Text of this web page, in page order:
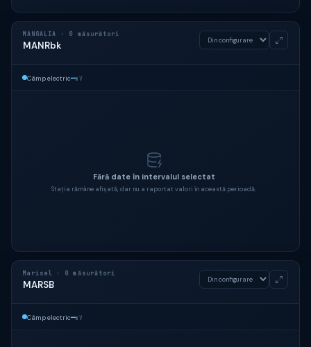
MANGALIA · 0 măsurători
MANRbk
Câmp electric—mV
Fără date în intervalul selectat
Stația rămâne afișată, dar nu a raportat valori în această perioadă.
Marisel · 0 măsurători
MARSB
Câmp electric—mV